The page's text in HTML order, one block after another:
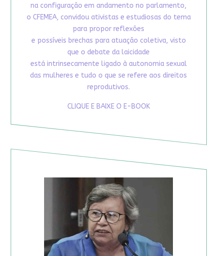
na configuração em andamento no parlamento,
o CFEMEA, convidou ativistas e estudiosas do tema
para propor reflexões
e possíveis brechas para atuação coletiva, visto
que o debate da laicidade
está intrinsecamente ligado à autonomia sexual
das mulheres e tudo o que se refere aos direitos
reprodutivos.
CLIQUE E BAIXE O E-BOOK